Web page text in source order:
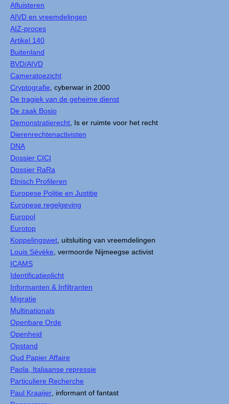
Afluisteren
AIVD en vreemdelingen
AIZ-proces
Artikel 140
Buitenland
BVD/AIVD
Cameratoezicht
Cryptografie , cyberwar in 2000
De tragiek van de geheime dienst
De zaak Bosio
Demonstratierecht , Is er ruimte voor het recht
Dierenrechtenactivisten
DNA
Dossier CICI
Dossier RaRa
Etnisch Profileren
Europese Politie en Justitie
Europese regelgeving
Europol
Eurotop
Koppelingswet , uitsluiting van vreemdelingen
Louis Sévèke , vermoorde Nijmeegse activist
ICAMS
Identificatieplicht
Informanten & Infiltranten
Migratie
Multinationals
Openbare Orde
Openheid
Opstand
Oud Papier Affaire
Paola, Italiaanse repressie
Particuliere Recherche
Paul Kraaijer , informant of fantast